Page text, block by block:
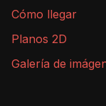
Cómo llegar
Planos 2D
Galería de